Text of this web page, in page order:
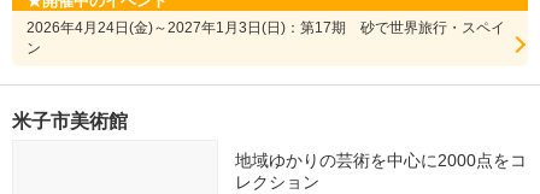
2026年4月24日(金)～2027年1月3日(日)：第17期 砂で世界旅行・スペイ
ン
米子市美術館
地域ゆかりの芸術を中心に2000点をコ
レクション